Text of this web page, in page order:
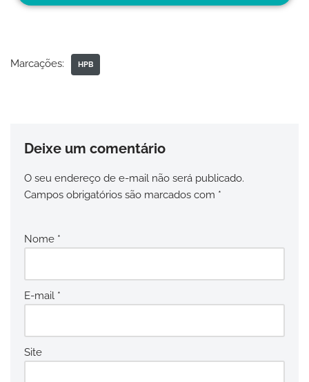
Marcações: HPB
Deixe um comentário
O seu endereço de e-mail não será publicado.
Campos obrigatórios são marcados com *
Nome *
E-mail *
Site